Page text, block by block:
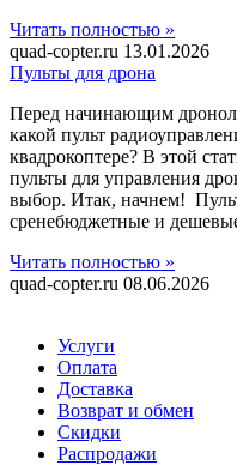
Читать полностью »
quad-copter.ru 13.01.2026
Пульты для дрона
Перед начинающим
какой пульт
квадрокоптере? В этой
пульты для управления
выбор. Итак, начнем!
сренебюджетные и
Читать полностью »
quad-copter.ru 08.06.2026
Услуги
Оплата
Доставка
Возврат и обмен
Скидки
Распродажи